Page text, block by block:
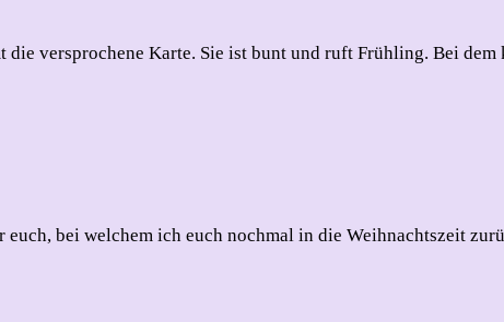
versprochene Karte. Sie ist bunt und ruft Frühling. Bei
bei welchem ich euch nochmal in die Weihnachtszeit